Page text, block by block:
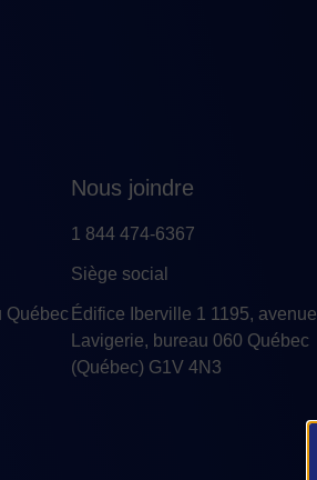
Québec
Nous joindre
1 844 474-6367
Siège social
Édifice Iberville 1 1195, avenue
Lavigerie, bureau 060 Québec
(Québec) G1V 4N3